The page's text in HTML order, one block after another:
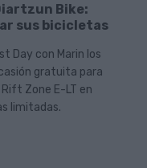
Bike:
sus bicicletas
Day con Marin los
gratuita para
Zone E-LT en
limitadas.